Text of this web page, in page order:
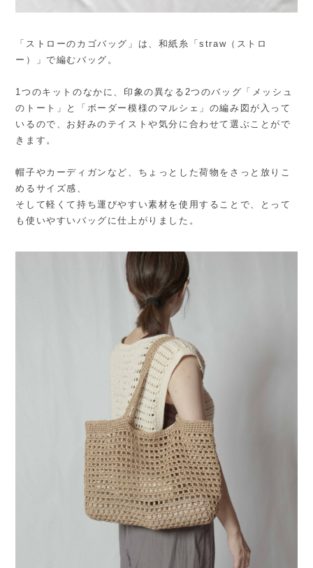
「ストローのカゴバッグ」は、和紙糸「straw（ストロ
ー）」で編むバッグ。
1つのキットのなかに、印象の異なる2つのバッグ「メッシュ
のトート」と「ボーダー模様のマルシェ」の編み図が入って
いるので、お好みのテイストや気分に合わせて選ぶことがで
きます。
帽子やカーディガンなど、ちょっとした荷物をさっと放りこ
めるサイズ感、
そして軽くて持ち運びやすい素材を使用することで、とって
も使いやすいバッグに仕上がりました。